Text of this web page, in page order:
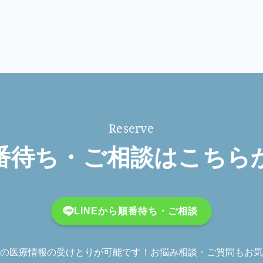
待ち・ご相談はこちら
LINEから順番待ち・ご相談
医療情報の受けとりが可能です！お悩み相談・ご質問もお